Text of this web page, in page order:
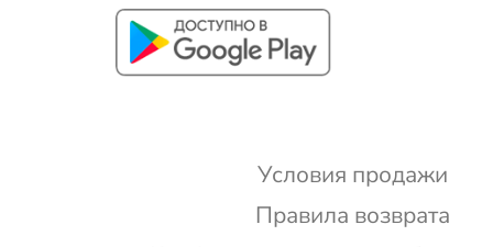
Условия продажи
Правила возврата